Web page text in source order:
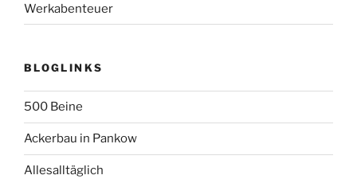
Werkabenteuer
BLOGLINKS
500 Beine
Ackerbau in Pankow
Allesalltäglich